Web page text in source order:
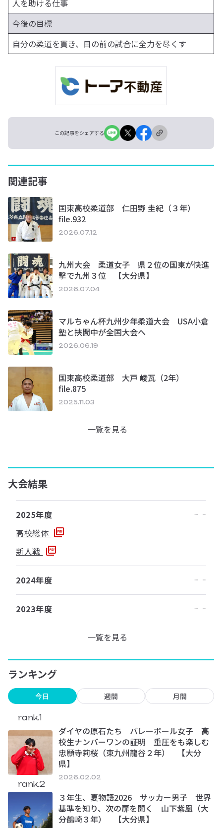
人を助ける仕事
今後の目標
自分の柔道を貫き、目の前の試合に全力を尽くす
この記事をシェアする
関連記事
国東高校柔道部 仁田野 圭紀（３年）
file.932
2026.07.12
九州大会 柔道女子 県２位の国東が快進
撃で九州３位 【大分県】
2026.07.04
マルちゃん杯九州少年柔道大会 USA小倉
塾と挾間中が全国大会へ
2026.06.19
国東高校柔道部 大戸 崚瓦（2年）
file.875
2025.11.03
一覧を見る
大会結果
2025年度
高校総体
新人戦
2024年度
2023年度
一覧を見る
ランキング
今日 週間 月間
rank.1
ダイヤの原石たち バレーボール女子 高
校生ナンバーワンの証明 重圧をも楽しむ
忠願寺莉桜（東九州龍谷２年） 【大分
県】
2026.02.02
rank.2
３年生、夏物語2026 サッカー男子 世界
基準を知り、次の扉を開く 山下紫凰（大
分鶴崎３年） 【大分県】